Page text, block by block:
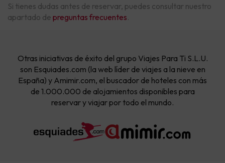
Si tienes dudas antes de reservar, puedes consultar nuestro
apartado de preguntas frecuentes.
Otras iniciativas de éxito del grupo Viajes Para Ti S.L.U.
son Esquiades.com (la web líder de viajes a la nieve en
España) y Amimir.com, el buscador de hoteles con más
de 1.000.000 de alojamientos disponibles para
reservar y viajar por todo el mundo.